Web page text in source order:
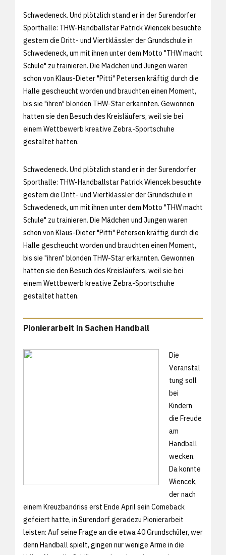
Schwedeneck. Und plötzlich stand er in der Surendorfer
Sporthalle: THW-Handballstar Patrick Wiencek besuchte
gestern die Dritt- und Viertklässler der Grundschule in
Schwedeneck, um mit ihnen unter dem Motto "THW macht
Schule" zu trainieren. Die Mädchen und Jungen waren
schon von Klaus-Dieter "Pitti" Petersen kräftig durch die
Halle gescheucht worden und brauchten einen Moment,
bis sie "ihren" blonden THW-Star erkannten. Gewonnen
hatten sie den Besuch des Kreisläufers, weil sie bei
einem Wettbewerb kreative Zebra-Sportschuhe
gestaltet hatten.
Schwedeneck. Und plötzlich stand er in der Surendorfer
Sporthalle: THW-Handballstar Patrick Wiencek besuchte
gestern die Dritt- und Viertklässler der Grundschule in
Schwedeneck, um mit ihnen unter dem Motto "THW macht
Schule" zu trainieren. Die Mädchen und Jungen waren
schon von Klaus-Dieter "Pitti" Petersen kräftig durch die
Halle gescheucht worden und brauchten einen Moment,
bis sie "ihren" blonden THW-Star erkannten. Gewonnen
hatten sie den Besuch des Kreisläufers, weil sie bei
einem Wettbewerb kreative Zebra-Sportschuhe
gestaltet hatten.
Pionierarbeit in Sachen Handball
Die
Veranstal
tung soll
bei
Kindern
die Freude
am
Handball
wecken.
Da konnte
Wiencek,
der nach
einem Kreuzbandriss erst Ende April sein Comeback
gefeiert hatte, in Surendorf geradezu Pionierarbeit
leisten: Auf seine Frage an die etwa 40 Grundschüler, wer
denn Handball spielt, gingen nur wenige Arme in die